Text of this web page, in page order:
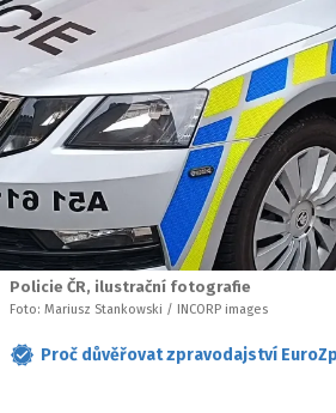
Policie ČR, ilustrační fotografie
Foto: Mariusz Stankowski / INCORP images
Proč důvěřovat zpravodajství